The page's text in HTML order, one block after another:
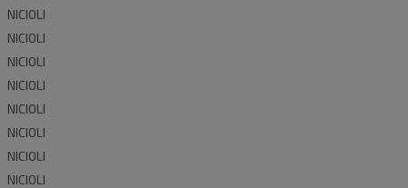
NICIOLI
NICIOLI
NICIOLI
NICIOLI
NICIOLI
NICIOLI
NICIOLI
NICIOLI